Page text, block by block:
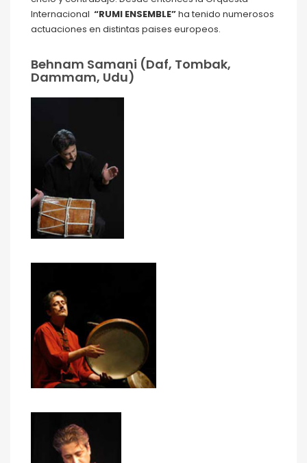
Internacional “RUMI ENSEMBLE”ha tenido numerosos
actuaciones en distintas paises europeos.
Behnam Samani (Daf, Tombak,
Dammam, Udu)